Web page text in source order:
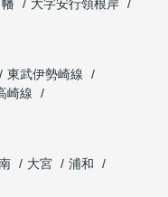
大字安行領根岸
東武伊勢崎線
崎線
大宮
浦和